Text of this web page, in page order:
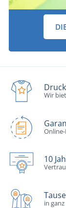
Druck
Wir
10
in